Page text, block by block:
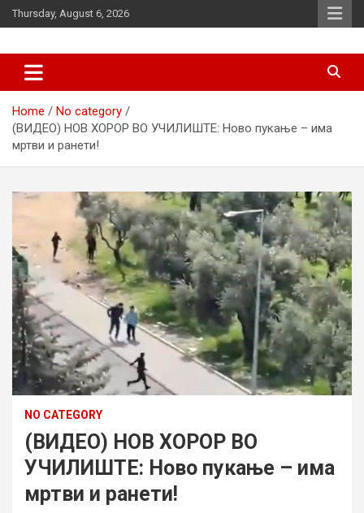
Skip
to
Thursday, August 6, 2026
d7-news.com
Home
No category
(ВИДЕО) НОВ ХОРОР ВО УЧИЛИШТЕ: Ново пукање – има
мртви и ранети!
NO CATEGORY
(ВИДЕО) НОВ ХОРОР ВО
УЧИЛИШТЕ: Ново пукање – има
мртви и ранети!